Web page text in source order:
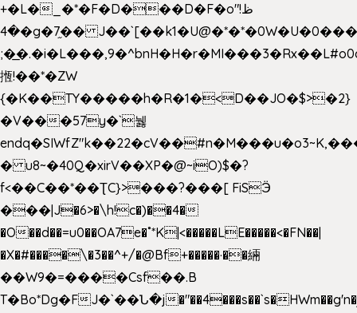
+�L�_�*�F�D���D�F�o"ظ!
�4�g�7֦�� J��`[��k1�U@�*�*�0W�U�0����_������äp�)2>�`@n����5DW˃��
揯!��*�ZW
{�K��TY�����h�R�1�<D��JO�$>�2}
�V���57y�`뉋
� u8~�40Q�xirV��XP�@~iO)$�?
f<��C��*��ƮC}>���?���[ FiSӬ
���|J�6>�\h!c�)��4�
�O��d��=u0��OA7e�˚*K|<�����LE�����<�FN��|
�X�#����\�3��^+/�@Bf+�����·��緉
��W9�=����Csf��.B
T�Bo*Dg�FJ�`��Ն�j�"��4���s��`s�HWm��g'n�ږ�Ht�!